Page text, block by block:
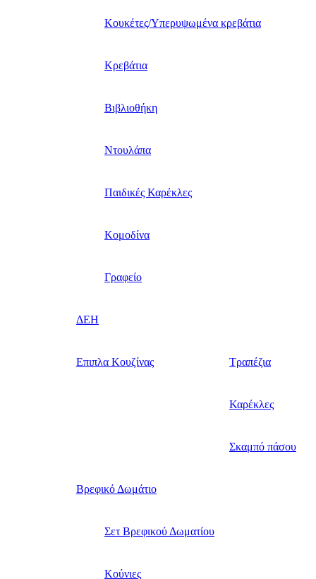
Κουκέτες/Υπερυψωμένα κρεβάτια
Κρεβάτια
Βιβλιοθήκη
Ντουλάπα
Παιδικές Καρέκλες
Κομοδίνα
Γραφείο
ΔΕΗ
Επιπλα Κουζίνας Τραπέζια
Καρέκλες
Σκαμπό πάσου
Βρεφικό Δωμάτιο
Σετ Βρεφικού Δωματίου
Κούνιες